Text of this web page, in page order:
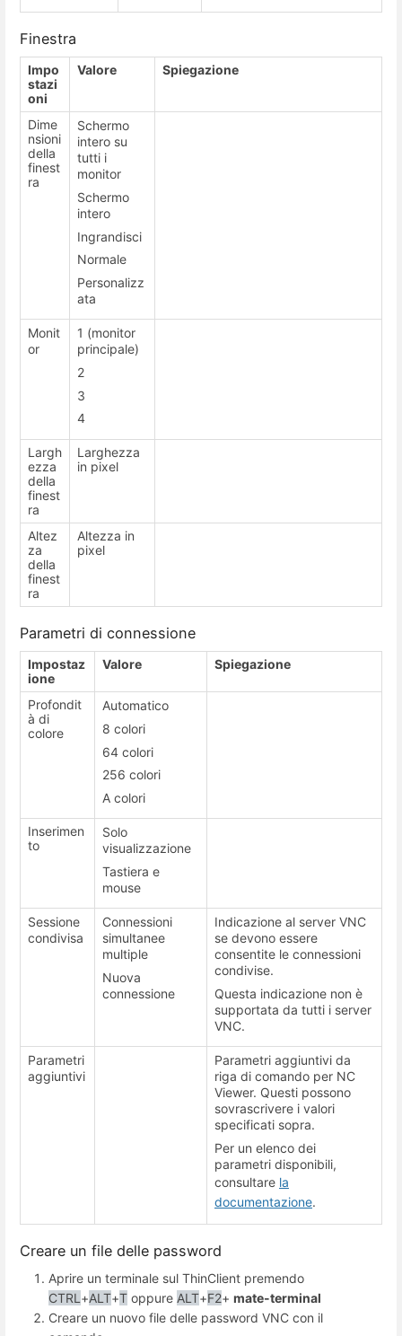
Finestra
Impo
stazi
oni
Valore Spiegazione
Dime
nsioni
della
finest
ra
Schermo
intero su
tutti i
monitor
Schermo
intero
Ingrandisci
Normale
Personalizz
ata
Monit
or
1 (monitor
principale)
2
3
4
Largh
ezza
della
finest
ra
Larghezza
in pixel
Altez
za
della
finest
ra
Altezza in
pixel
Parametri di connessione
Impostaz
ione
Valore Spiegazione
Profondit
à di
colore
Automatico
8 colori
64 colori
256 colori
A colori
Inserimen
to
Solo
visualizzazione
Tastiera e
mouse
Sessione
condivisa
Connessioni
simultanee
multiple
Nuova
connessione
Indicazione al server VNC
se devono essere
consentite le connessioni
condivise.
Questa indicazione non è
supportata da tutti i server
VNC.
Parametri
aggiuntivi
Parametri aggiuntivi da
riga di comando per NC
Viewer. Questi possono
sovrascrivere i valori
specificati sopra.
Per un elenco dei
parametri disponibili,
consultare la
documentazione.
Creare un file delle password
Aprire un terminale sul ThinClient premendo
CTRL +ALT+T oppure ALT+F2+ mate-terminal
Creare un nuovo file delle password VNC con il